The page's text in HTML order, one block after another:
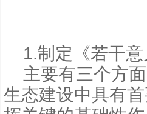
1.制定《若干
主要有三个方
生态建设中具有